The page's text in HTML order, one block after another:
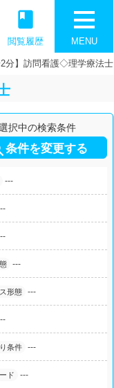
MENU
book
閲覧履歴
2分】訪問看護◇理学療法士
択中の検索条件
条件を変更する
---
---
形態 ---
条件 ---
ド ---